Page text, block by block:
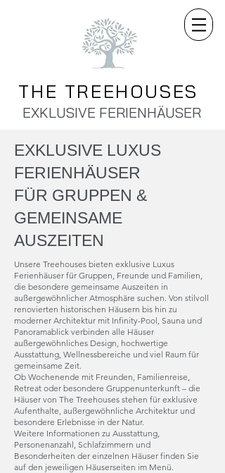
THE TREEHOUSES
EXKLUSIVE FERIENHÄUSER
EXKLUSIVE LUXUS
FERIENHÄUSER
FÜR GRUPPEN &
GEMEINSAME
AUSZEITEN
Unsere Treehouses bieten exklusive Luxus
Ferienhäuser für Gruppen, Freunde und Familien,
die besondere gemeinsame Auszeiten in
außergewöhnlicher Atmosphäre suchen. Von stilvoll
renovierten historischen Häusern bis hin zu
moderner Architektur mit Infinity-Pool, Sauna und
Panoramablick verbinden alle Häuser
außergewöhnliches Design, hochwertige
Ausstattung, Wellnessbereiche und viel Raum für
gemeinsame Zeit.
Ob Wochenende mit Freunden, Familienreise,
Retreat oder besondere Gruppenunterkunft – die
Häuser von The Treehouses stehen für exklusive
Aufenthalte, außergewöhnliche Architektur und
besondere Erlebnisse in der Natur.
Weitere Informationen zu Ausstattung,
Personenanzahl, Schlafzimmern und
Besonderheiten der einzelnen Häuser finden Sie
auf den jeweiligen Häuserseiten im Menü.